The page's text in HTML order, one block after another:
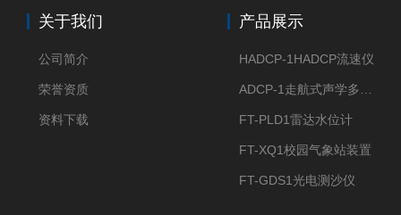
关于我们
公司简介
荣誉资质
资料下载
产品展示
HADCP-1HADCP流速仪
FT-PLD1雷达水位计
FT-XQ1校园气象站装置
FT-GDS1光电测沙仪